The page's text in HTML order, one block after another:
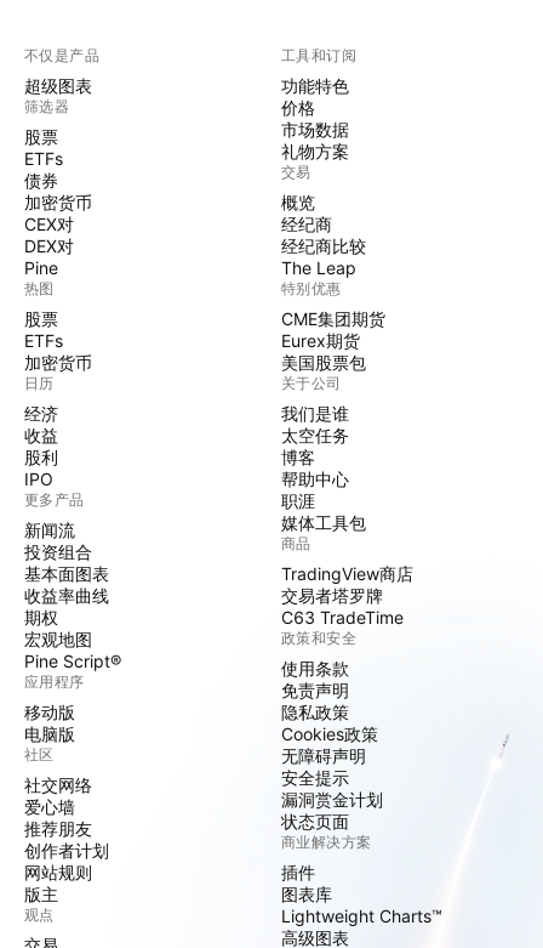
不仅是产品
超级图表
筛选器
股票
ETFs
债券
加密货币
CEX对
DEX对
Pine
热图
股票
ETFs
加密货币
日历
经济
收益
股利
IPO
更多产品
新闻流
投资组合
基本面图表
收益率曲线
期权
宏观地图
Pine Script®
应用程序
移动版
电脑版
社区
社交网络
爱心墙
推荐朋友
创作者计划
网站规则
版主
观点
工具和订阅
功能特色
价格
市场数据
礼物方案
交易
概览
经纪商
经纪商比较
The Leap
特别优惠
CME集团期货
Eurex期货
美国股票包
关于公司
我们是谁
太空任务
博客
帮助中心
职涯
媒体工具包
商品
TradingView商店
交易者塔罗牌
C63 TradeTime
政策和安全
使用条款
免责声明
隐私政策
Cookies政策
无障碍声明
安全提示
漏洞赏金计划
状态页面
商业解决方案
插件
图表库
Lightweight Charts™
高级图表